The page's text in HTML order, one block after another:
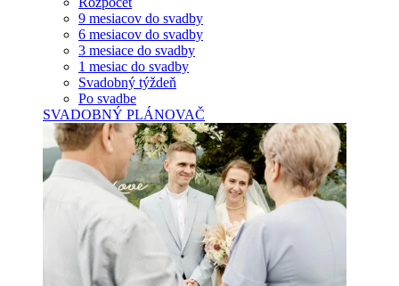
9 mesiacov do svadby
6 mesiacov do svadby
3 mesiace do svadby
1 mesiac do svadby
Svadobný týždeň
Po svadbe
SVADOBNÝ PLÁNOVAČ